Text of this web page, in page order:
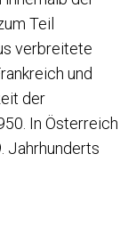
Teil
verbreitete
und
der
In Österreich
Jahrhunderts